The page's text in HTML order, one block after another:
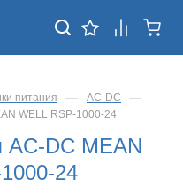
питания — AC-DC —
WELL RSP-1000-24
AC-DC MEAN
24